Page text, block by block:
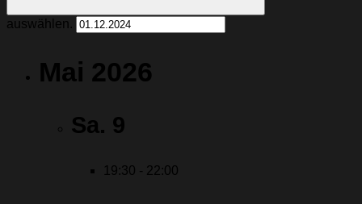
auswählen.
Mai 2026
Sa. 9
19:30 - 22:00